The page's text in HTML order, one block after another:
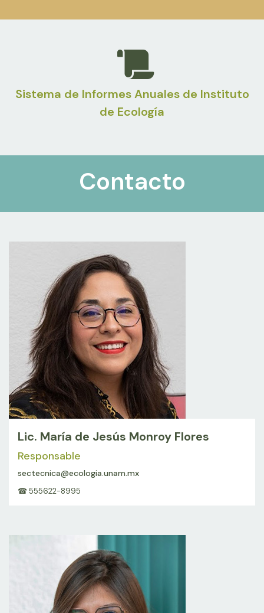
Sistema de Informes Anuales de Instituto
de Ecología
Contacto
Lic. María de Jesús Monroy Flores
Responsable
sectecnica@ecologia.unam.mx
☎ 555622-8995